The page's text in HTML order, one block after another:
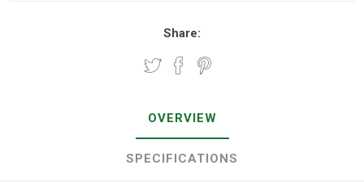
Share:
OVERVIEW
SPECIFICATIONS